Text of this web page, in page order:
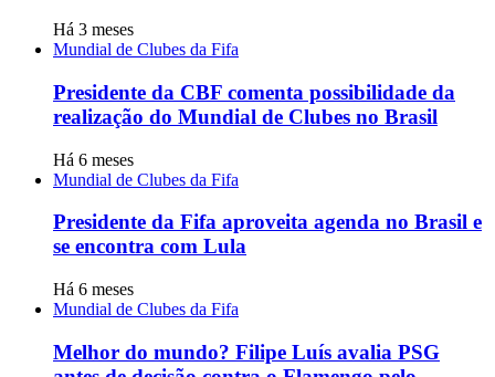
Há 3 meses
Mundial de Clubes da Fifa
Presidente da CBF comenta possibilidade da
realização do Mundial de Clubes no Brasil
Há 6 meses
Mundial de Clubes da Fifa
Presidente da Fifa aproveita agenda no Brasil e
se encontra com Lula
Há 6 meses
Mundial de Clubes da Fifa
Melhor do mundo? Filipe Luís avalia PSG